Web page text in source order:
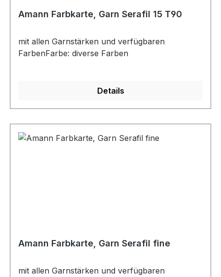
Amann Farbkarte, Garn Serafil 15 T90
mit allen Garnstärken und verfügbaren
FarbenFarbe: diverse Farben
Details
Amann Farbkarte, Garn Serafil fine
mit allen Garnstärken und verfügbaren